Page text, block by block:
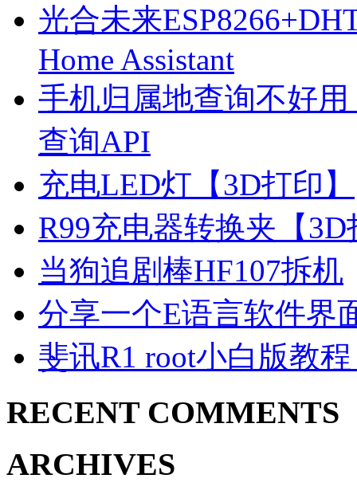
光合未来
Home Assistant
手机归属地查询不好
查询API
充电LED灯【3D打印】
R99充电器转换夹【3D
当狗追剧棒HF107拆机
分享一个E语言软件界
斐讯R1 root小白版教
RECENT COMMENTS
ARCHIVES